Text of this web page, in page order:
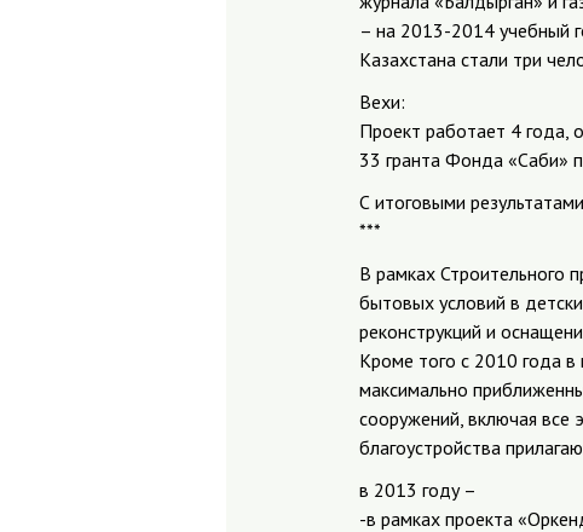
– на 2013-2014 учебный
Казахстана стали три
Вехи:
Проект работает 4 года,
33 гранта Фонда «Саби»
С итоговыми
***
В рамках Строительного
бытовых условий в
реконструкций и
Кроме того с 2010 года в
максимально
сооружений, включая все
благоустройства
в 2013 году –
-в рамках проекта